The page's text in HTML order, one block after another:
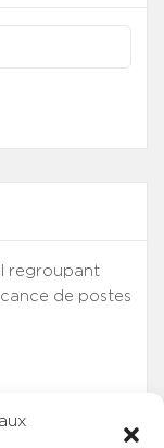
regroupant
de postes